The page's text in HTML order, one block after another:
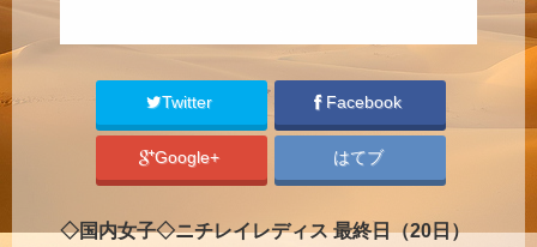
Twitter Facebook
Google+ はてブ
◇国内女子◇ニチレイレディス 最終日（20日）